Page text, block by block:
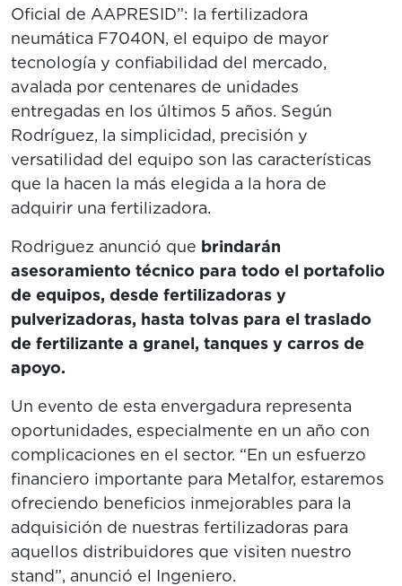
Oficial de AAPRESID”: la fertilizadora
neumática F7040N, el equipo de mayor
tecnología y confiabilidad del mercado,
avalada por centenares de unidades
entregadas en los últimos 5 años. Según
Rodríguez, la simplicidad, precisión y
versatilidad del equipo son las características
que la hacen la más elegida a la hora de
adquirir una fertilizadora.
Rodriguez anunció que brindarán
asesoramiento técnico para todo el portafolio
de equipos, desde fertilizadoras y
pulverizadoras, hasta tolvas para el traslado
de fertilizante a granel, tanques y carros de
apoyo.
Un evento de esta envergadura representa
oportunidades, especialmente en un año con
complicaciones en el sector. “En un esfuerzo
financiero importante para Metalfor, estaremos
ofreciendo beneficios inmejorables para la
adquisición de nuestras fertilizadoras para
aquellos distribuidores que visiten nuestro
stand”, anunció el Ingeniero.